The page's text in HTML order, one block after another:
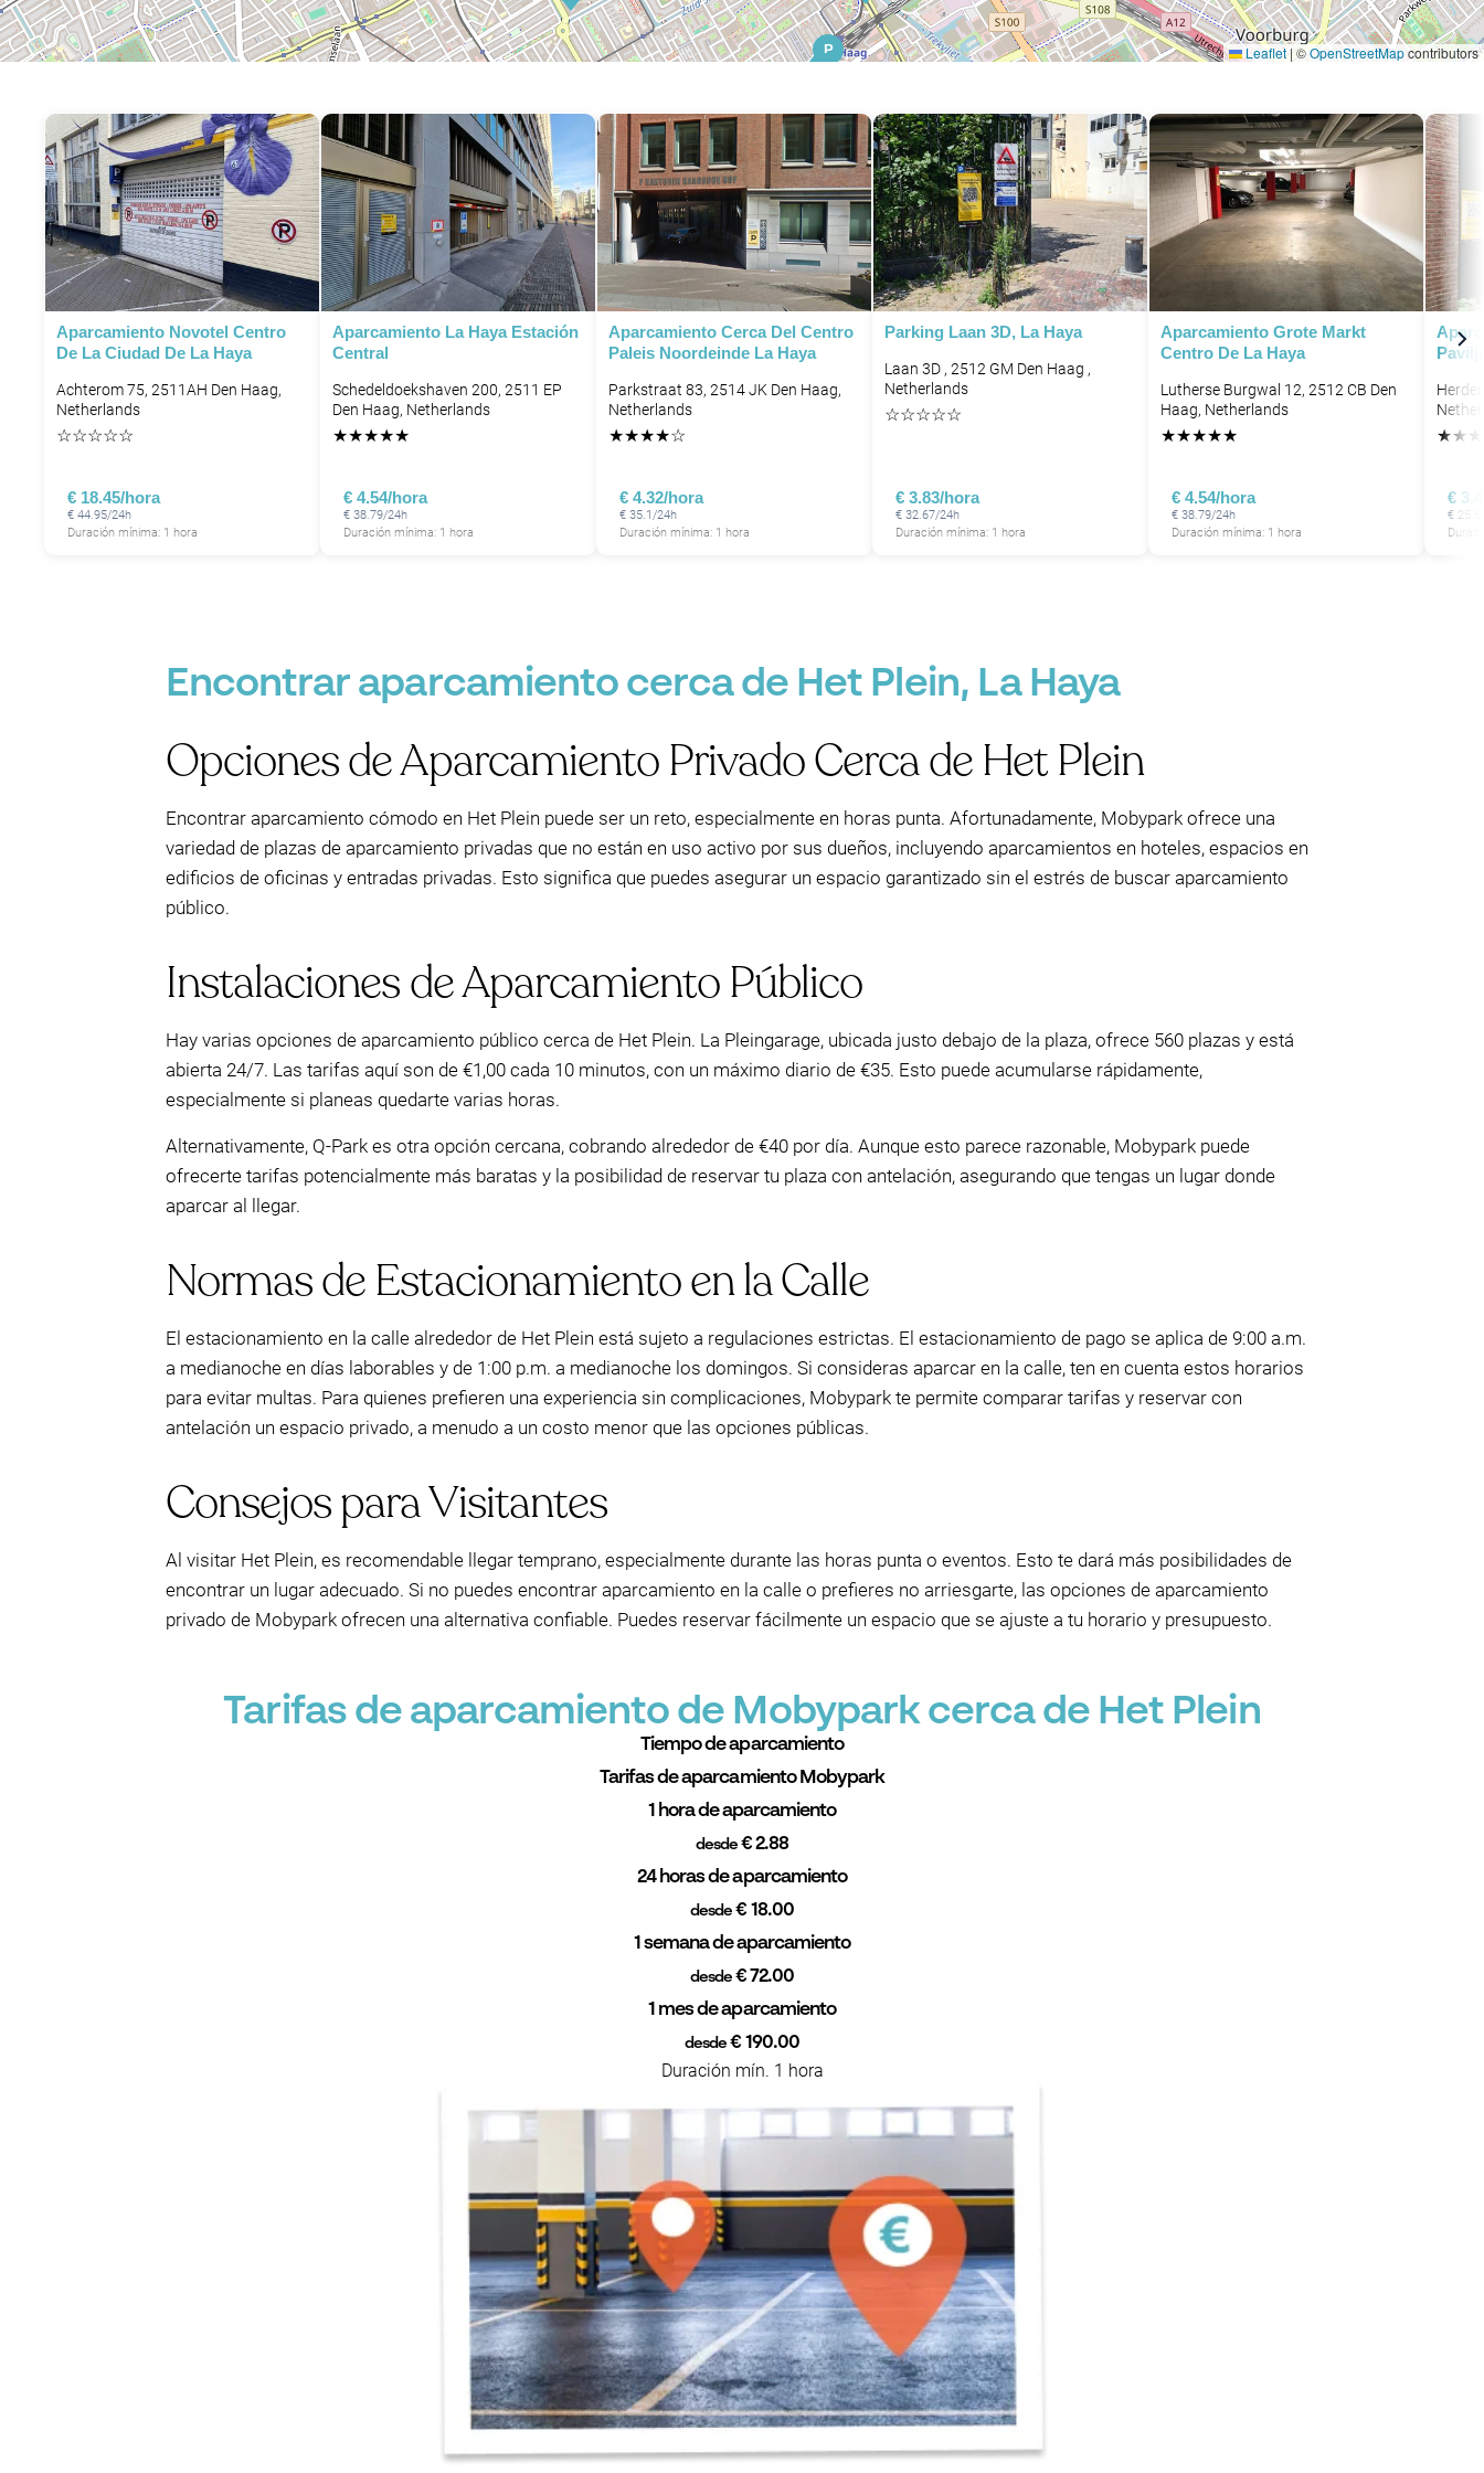
P
P
P
Leaflet|©OpenStreetMapcontributors
Aparcamiento Novotel Centro
De La Ciudad De La Haya
Achterom 75, 2511AH Den Haag,
Netherlands
☆☆☆☆☆
€ 18.45/hora
€ 44.95/24h
Duración mínima: 1 hora
Aparcamiento La Haya Estación
Central
Schedeldoekshaven 200, 2511 EP
Den Haag, Netherlands
★★★★★
€ 4.54/hora
€ 38.79/24h
Duración mínima: 1 hora
Aparcamiento Cerca Del Centro
Paleis Noordeinde La Haya
Parkstraat 83, 2514 JK Den Haag,
Netherlands
★★★★☆
€ 4.32/hora
€ 35.1/24h
Duración mínima: 1 hora
Parking Laan 3D, La Haya
Laan 3D , 2512 GM Den Haag ,
Netherlands
☆☆☆☆☆
€ 3.83/hora
€ 32.67/24h
Duración mínima: 1 hora
Aparcamiento Grote Markt
Centro De La Haya
Lutherse Burgwal 12, 2512 CB Den
Haag, Netherlands
★★★★★
€ 4.54/hora
€ 38.79/24h
Duración mínima: 1 hora
★★ ★
€
€
Encontrar aparcamiento cerca de Het Plein, La Haya
Opciones de Aparcamiento Privado Cerca de Het Plein
Encontrar aparcamiento cómodo en Het Plein puede ser un reto, especialmente en horas punta. Afortunadamente, Mobypark ofrece una
variedad de plazas de aparcamiento privadas que no están en uso activo por sus dueños, incluyendo aparcamientos en hoteles, espacios en
edificios de oficinas y entradas privadas. Esto significa que puedes asegurar un espacio garantizado sin el estrés de buscar aparcamiento
público.
Instalaciones de Aparcamiento Público
Hay varias opciones de aparcamiento público cerca de Het Plein. La Pleingarage, ubicada justo debajo de la plaza, ofrece 560 plazas y está
abierta 24/7. Las tarifas aquí son de €1,00 cada 10 minutos, con un máximo diario de €35. Esto puede acumularse rápidamente,
especialmente si planeas quedarte varias horas.
Alternativamente, Q-Park es otra opción cercana, cobrando alrededor de €40 por día. Aunque esto parece razonable, Mobypark puede
ofrecerte tarifas potencialmente más baratas y la posibilidad de reservar tu plaza con antelación, asegurando que tengas un lugar donde
aparcar al llegar.
Normas de Estacionamiento en la Calle
El estacionamiento en la calle alrededor de Het Plein está sujeto a regulaciones estrictas. El estacionamiento de pago se aplica de 9:00 a.m.
a medianoche en días laborables y de 1:00 p.m. a medianoche los domingos. Si consideras aparcar en la calle, ten en cuenta estos horarios
para evitar multas. Para quienes prefieren una experiencia sin complicaciones, Mobypark te permite comparar tarifas y reservar con
antelación un espacio privado, a menudo a un costo menor que las opciones públicas.
Consejos para Visitantes
Al visitar Het Plein, es recomendable llegar temprano, especialmente durante las horas punta o eventos. Esto te dará más posibilidades de
encontrar un lugar adecuado. Si no puedes encontrar aparcamiento en la calle o prefieres no arriesgarte, las opciones de aparcamiento
privado de Mobypark ofrecen una alternativa confiable. Puedes reservar fácilmente un espacio que se ajuste a tu horario y presupuesto.
Tarifas de aparcamiento de Mobypark cerca de Het Plein
Tiempo de aparcamiento
Tarifas de aparcamiento Mobypark
1 hora de aparcamiento
desde€ 2.88
24 horas de aparcamiento
desde € 18.00
1 semana de aparcamiento
desde€ 72.00
1 mes de aparcamiento
desde € 190.00
Duración mín. 1 hora